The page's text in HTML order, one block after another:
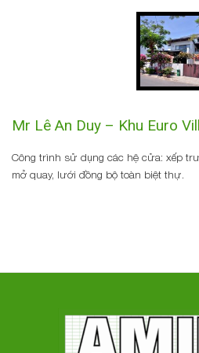
Mr Lê An Duy – Khu Euro
Công trình sử dụng các hệ cửa: xếp
mở quay, lưới đồng bộ toàn biệt thự.